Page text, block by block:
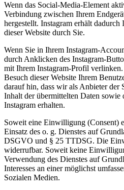
Wenn das Social-Media-Element
Verbindung zwischen Ihrem
hergestellt. Instagram erhält
dieser Website durch Sie.
Wenn Sie in Ihrem Instagram-
durch Anklicken des Instagram-
mit Ihrem Instagram-Profil
Besuch dieser Website Ihrem
darauf hin, dass wir als Anbieter der
Inhalt der übermittelten Daten sowie
Instagram erhalten.
Soweit eine Einwilligung (Consent)
Einsatz des o. g. Dienstes auf
DSGVO und § 25 TTDSG. Die
widerrufbar. Soweit keine
Verwendung des Dienstes auf
Interesses an einer möglichst
Sozialen Medien.